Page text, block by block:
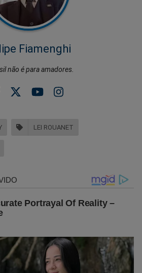
Fiamenghi
não é para amadores.
LEI ROUANET